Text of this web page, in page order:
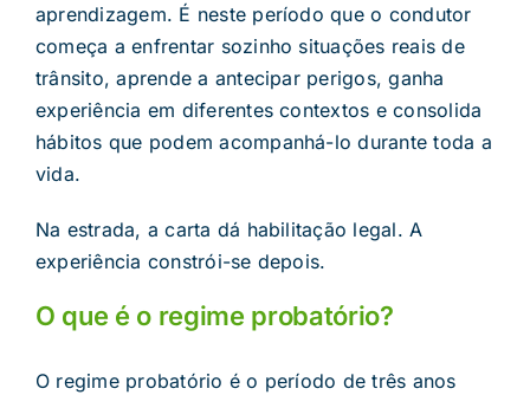
aprendizagem. É neste período que o condutor
começa a enfrentar sozinho situações reais de
trânsito, aprende a antecipar perigos, ganha
experiência em diferentes contextos e consolida
hábitos que podem acompanhá-lo durante toda a
vida.
Na estrada, a carta dá habilitação legal. A
experiência constrói-se depois.
O que é o regime probatório?
O regime probatório é o período de três anos